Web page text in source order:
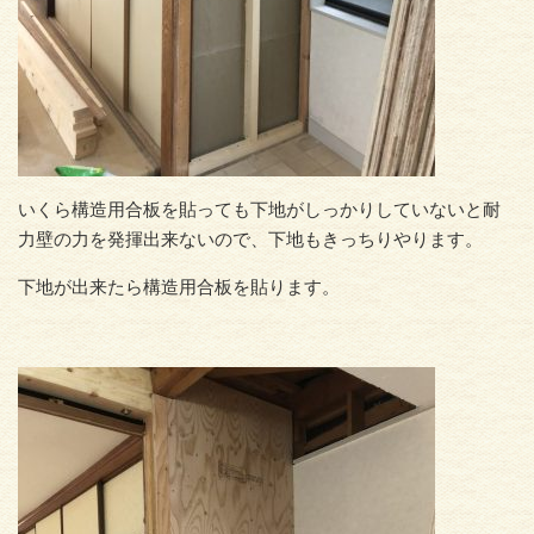
いくら構造用合板を貼っても下地がしっかりしていないと耐
力壁の力を発揮出来ないので、下地もきっちりやります。
下地が出来たら構造用合板を貼ります。